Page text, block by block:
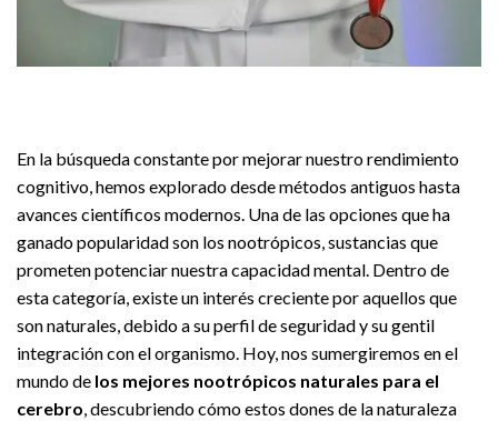
En la búsqueda constante por mejorar nuestro rendimiento
cognitivo, hemos explorado desde métodos antiguos hasta
avances científicos modernos. Una de las opciones que ha
ganado popularidad son los nootrópicos, sustancias que
prometen potenciar nuestra capacidad mental. Dentro de
esta categoría, existe un interés creciente por aquellos que
son naturales, debido a su perfil de seguridad y su gentil
integración con el organismo. Hoy, nos sumergiremos en el
mundo de los mejores nootrópicos naturales para el
cerebro, descubriendo cómo estos dones de la naturaleza